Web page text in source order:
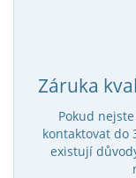
Záruka
Pokud
kontaktovat do
existují